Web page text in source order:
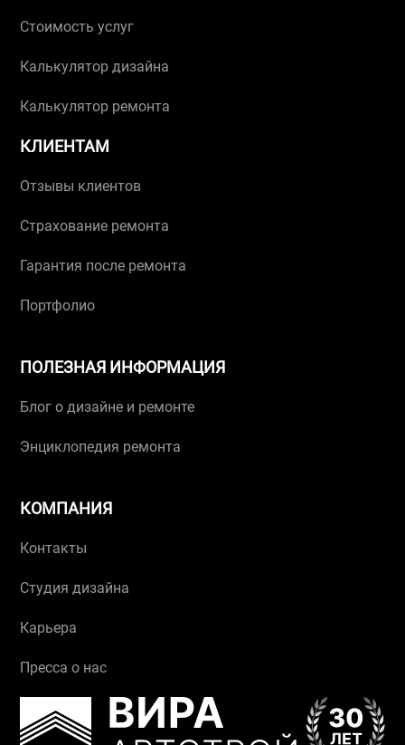
Стоимость услуг
Калькулятор дизайна
Калькулятор ремонта
КЛИЕНТАМ
Отзывы клиентов
Страхование ремонта
Гарантия после ремонта
Портфолио
ПОЛЕЗНАЯ ИНФОРМАЦИЯ
Блог о дизайне и ремонте
Энциклопедия ремонта
КОМПАНИЯ
Контакты
Студия дизайна
Карьера
Пресса о нас